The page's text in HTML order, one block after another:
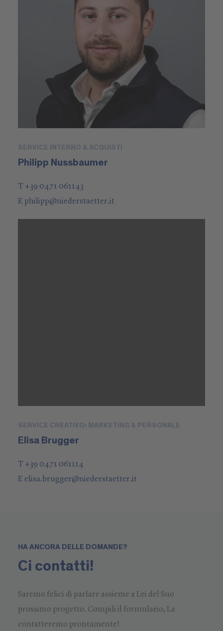
SERVICE INTERNO & ACQUISTI
Philipp Nussbaumer
T +39 0471 061143
E philipp@niederstaetter.it
SERVICE CREATIVO: MARKETING & PERSONALE
Elisa Brugger
T +39 0471 061114
E elisa.brugger@niederstaetter.it
HA ANCORA DELLE DOMANDE?
Ci contatti!
Saremo felici di parlare assieme a Lei del Suo
prossimo progetto. Compili il formulario, La
contatteremo prontamente!